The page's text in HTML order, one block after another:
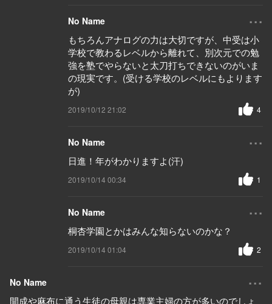
No Name ...
もちろんアナログの力は大切ですが、中受は小
学校で教わるレベルから離れて、別次元での勉
強を塾でやらないと太刀打ちできないのがいま
の現実です。(受ける学校のレベルにもよります
が)
2019/10/12 21:02 4
No Name ...
日進！年がわかりますよ(汗)
2019/10/14 00:34 1
No Name ...
桐杏学園とかはみんな知らないのかな？
2019/10/14 01:04 2
No Name ...
開成や麻布に通う生徒の母親は専業主婦の方が多いのでしょ